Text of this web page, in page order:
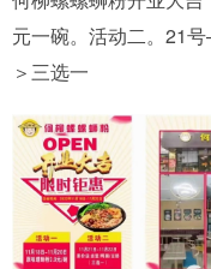
元一碗。活动二。21
＞三选一